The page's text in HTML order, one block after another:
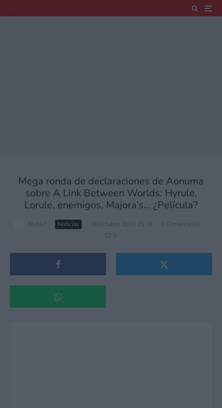
Mega ronda de declaraciones de Aonuma
sobre A Link Between Worlds: Hyrule,
Lorule, enemigos, Majora’s… ¿Película?
M4kk0 Noticias 16 octubre, 2013 21:39 5 Comentarios
0